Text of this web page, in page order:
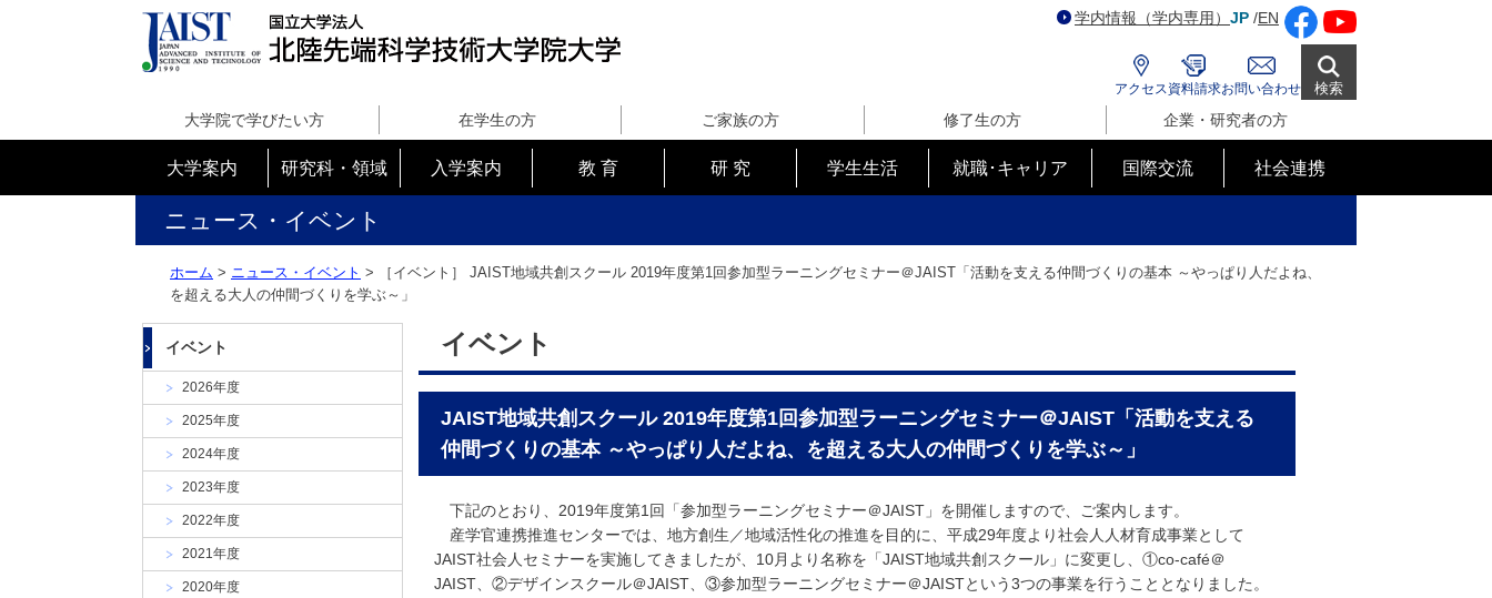
科
学
術
院
大
学内情報（学内専用） JP /EN
アクセス 資料請求お問い合わせ 検索
大学院で学びたい方 在学生の方 ご家族の方 修了生の方 企業・研究者の方
大学案内 研究科・領域 入学案内 教 育 研 究 学生生活 就職･キャリア 国際交流 社会連携
ニュース・イベント
ホーム > ニュース・イベント > ［イベント］ JAIST地域共創スクール 2019年度第1回参加型ラーニングセミナー＠JAIST「活動を支える仲間づくりの基本 ～やっぱり人だよね、
を超える大人の仲間づくりを学ぶ～」
イベント
2026年度
2025年度
2024年度
2023年度
2022年度
2021年度
2020年度
イベント
JAIST地域共創スクール 2019年度第1回参加型ラーニングセミナー＠JAIST「活動を支える
仲間づくりの基本 ～やっぱり人だよね、を超える大人の仲間づくりを学ぶ～」
下記のとおり、2019年度第1回「参加型ラーニングセミナー＠JAIST」を開催しますので、ご案内します。
産学官連携推進センターでは、地方創生／地域活性化の推進を目的に、平成29年度より社会人人材育成事業として
JAIST社会人セミナーを実施してきましたが、10月より名称を「JAIST地域共創スクール」に変更し、①co-café＠
JAIST、②デザインスクール＠JAIST、③参加型ラーニングセミナー＠JAISTという3つの事業を行うこととなりました。